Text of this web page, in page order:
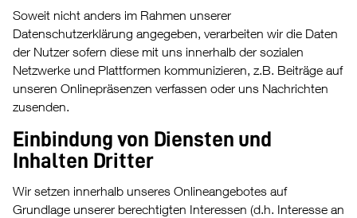
Soweit nicht anders im Rahmen unserer
Datenschutzerklärung angegeben, verarbeiten wir die Daten
der Nutzer sofern diese mit uns innerhalb der sozialen
Netzwerke und Plattformen kommunizieren, z.B. Beiträge auf
unseren Onlinepräsenzen verfassen oder uns Nachrichten
zusenden.
Einbindung von Diensten und
Inhalten Dritter
Wir setzen innerhalb unseres Onlineangebotes auf
Grundlage unserer berechtigten Interessen (d.h. Interesse an